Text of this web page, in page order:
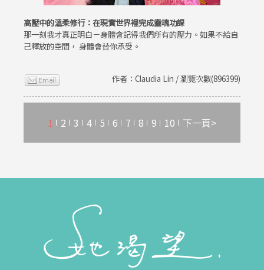
高壓中的溫柔修行：在現實世界裡完成靈魂功課
那一刻我才真正明白－身體會記得我們所有的壓力。如果不給自
己釋放的空間， 身體會替你承受。
作者：Claudia Lin / 瀏覽次數(896399)
1 2 3 4 5 6 7 8 9 10 下一頁>